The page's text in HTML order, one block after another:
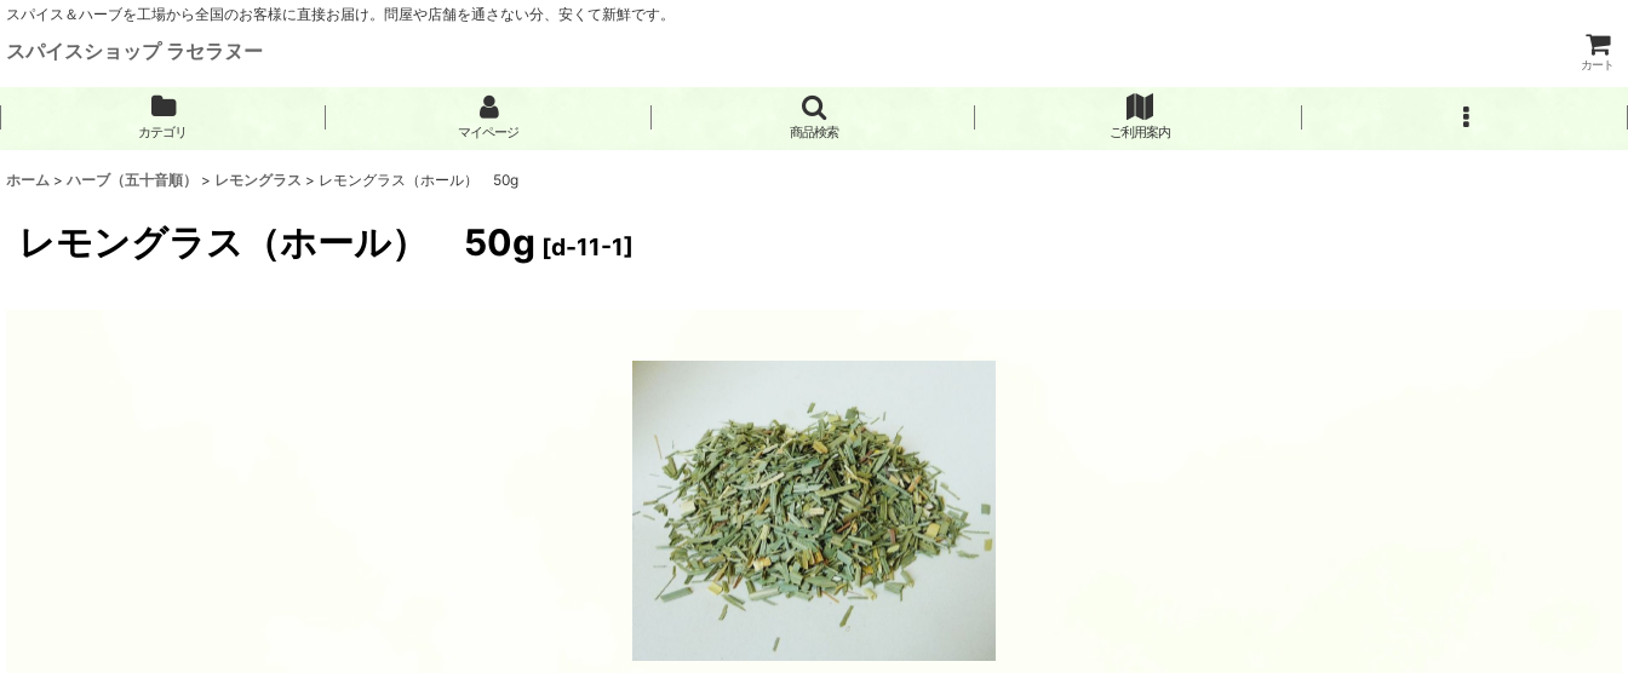
スパイス＆ハーブを工場から全国のお客様に直接お届け。問屋や店舗を通さない分、安くて新鮮です。
スパイスショップ ラセラヌー
カート
カテゴリ マイページ 商品検索 ご利用案内
ホーム > ハーブ（五十音順） > レモングラス > レモングラス（ホール） 50g
レモングラス（ホール） 50g [d-11-1]